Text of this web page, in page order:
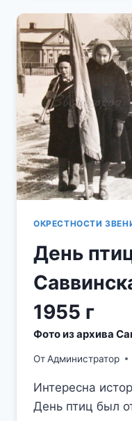
70-
Х
В
ОКРЕСТНОСТИ
День
1955 г
Фото из архива
ОтАдминистратор
Интересна
День птиц был